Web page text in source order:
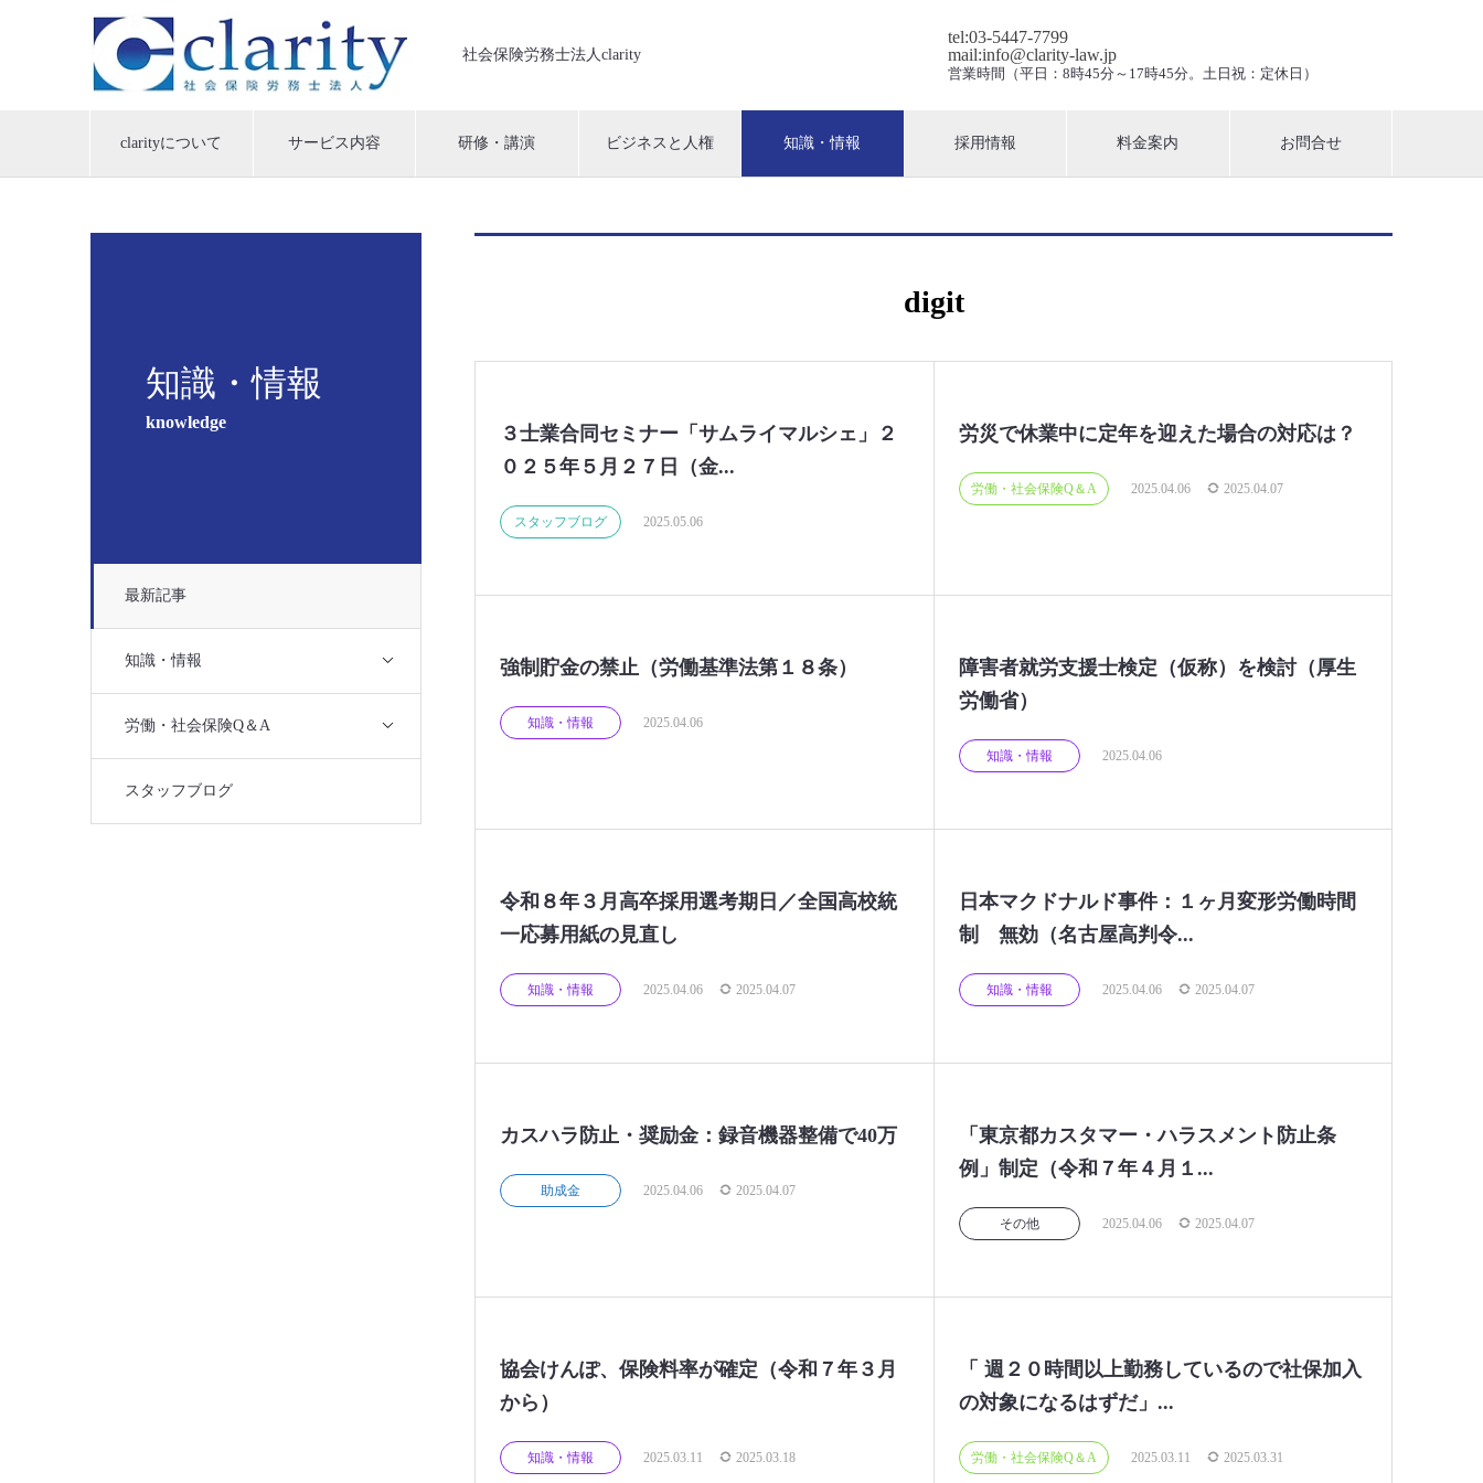
社会保険労務士法人clarity
tel:03-5447-7799
mail:info@clarity-law.jp
営業時間（平日：8時45分～17時45分。土日祝：定休日）
clarityについて サービス内容 研修・講演 ビジネスと人権 知識・情報 採用情報 料金案内 お問合せ
知識・情報
knowledge
最新記事
知識・情報
労働・社会保険Q＆A
スタッフブログ
digit
３士業合同セミナー「サムライマルシェ」２
０２５年５月２７日（金...
スタッフブログ 2025.05.06
労災で休業中に定年を迎えた場合の対応は？
労働・社会保険Q＆A 2025.04.06 2025.04.07
強制貯金の禁止（労働基準法第１８条）
知識・情報 2025.04.06
障害者就労支援士検定（仮称）を検討（厚生
労働省）
知識・情報 2025.04.06
令和８年３月高卒採用選考期日／全国高校統
一応募用紙の見直し
知識・情報 2025.04.06 2025.04.07
日本マクドナルド事件：１ヶ月変形労働時間
制 無効（名古屋高判令...
知識・情報 2025.04.06 2025.04.07
カスハラ防止・奨励金：録音機器整備で40万
助成金 2025.04.06 2025.04.07
「東京都カスタマー・ハラスメント防止条
例」制定（令和７年４月１...
その他 2025.04.06 2025.04.07
協会けんぽ、保険料率が確定（令和７年３月
から）
知識・情報 2025.03.11 2025.03.18
「 週２０時間以上勤務しているので社保加入
の対象になるはずだ」...
労働・社会保険Q＆A 2025.03.11 2025.03.31